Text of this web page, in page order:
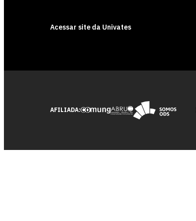
Acessar site da Univates
AFILIADA: